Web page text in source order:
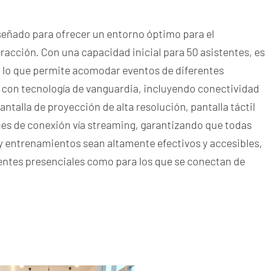
para ofrecer un entorno óptimo para el
Con una capacidad inicial para 50 asistentes, es
que permite acomodar eventos de diferentes
tecnología de vanguardia, incluyendo conectividad
de proyección de alta resolución, pantalla táctil
de conexión vía streaming, garantizando que todas
entrenamientos sean altamente efectivos y accesibles,
presenciales como para los que se conectan de